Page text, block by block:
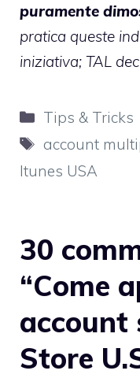
puramente
pratica queste
iniziativa; TAL
Categorie
Tips & Tricks
Tag
account
Itunes USA
30
“Come
account
Store